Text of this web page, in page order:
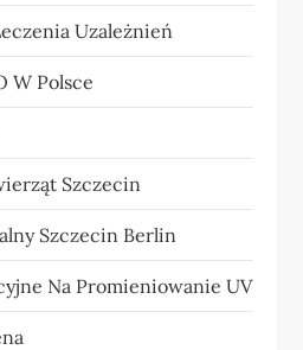
Uzależnień
W Polsce
Szczecin
Szczecin Berlin
Na Promieniowanie UV